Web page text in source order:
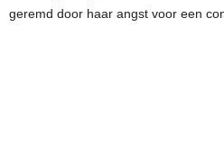
geremd door haar angst voor een